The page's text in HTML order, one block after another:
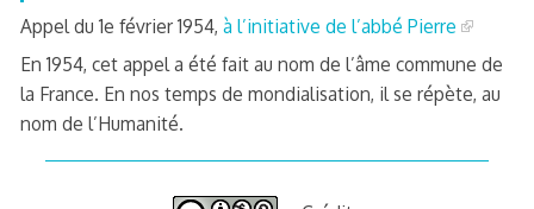
Appel du 1e février 1954, à l’initiative de l’abbé Pierre
En 1954, cet appel a été fait au nom de l’âme commune de
la France. En nos temps de mondialisation, il se répète, au
nom de l’Humanité.